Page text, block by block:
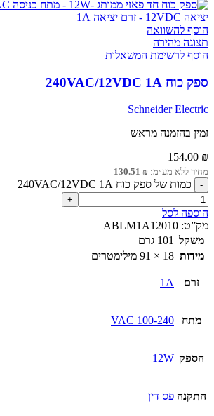
הוסף להשוואה
תצוגה מהירה
הוסף לרשימת המשאלות
ספק כוח 240VAC/12VDC 1A
Schneider Electric
זמין בהזמנה מראש
154.00 ₪
מחיר ללא מע״מ: 130.51 ₪
כמות של ספק כוח 240VAC/12VDC 1A
הוספה לסל
מק”ט: ABLM1A12010
משקל 101 גרם
מידות 18 × 91 מילימטרים
זרם 1A
מתח 100-240 VAC
הספק 12W
התקנה פס דין